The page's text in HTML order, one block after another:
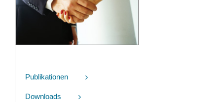
Publikationen
Downloads